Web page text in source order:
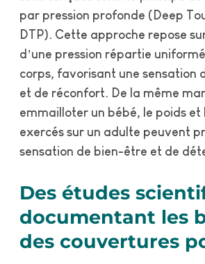
par pression profonde (Deep
DTP). Cette approche repose
d’une pression répartie
corps, favorisant une sensation
et de réconfort. De la même
emmailloter un bébé, le poids
exercés sur un adulte peuvent
sensation de bien-être et de
Des études
documentant les
des couvertures